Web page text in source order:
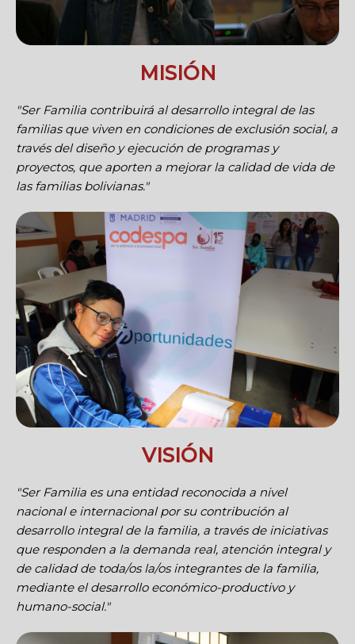
MISIÓN
"Ser Familia contribuirá al desarrollo integral de las
familias que viven en condiciones de exclusión social, a
través del diseño y ejecución de programas y
proyectos, que aporten a mejorar la calidad de vida de
las familias bolivianas."
VISIÓN
"Ser Familia es una entidad reconocida a nivel
nacional e internacional por su contribución al
desarrollo integral de la familia, a través de iniciativas
que responden a la demanda real, atención integral y
de calidad de toda/os la/os integrantes de la familia,
mediante el desarrollo económico-productivo y
humano-social."